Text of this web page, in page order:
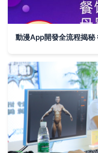
動漫App開發全流程揭秘